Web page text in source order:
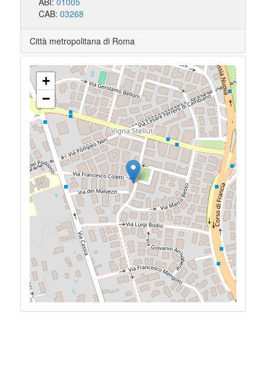
CAB: 03268
Città metropolitana di Roma
+
−